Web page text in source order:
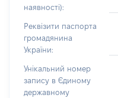
наявності):
Реквізити паспорта
громадянина
України:
Унікальний номер
запису в Єдиному
державному